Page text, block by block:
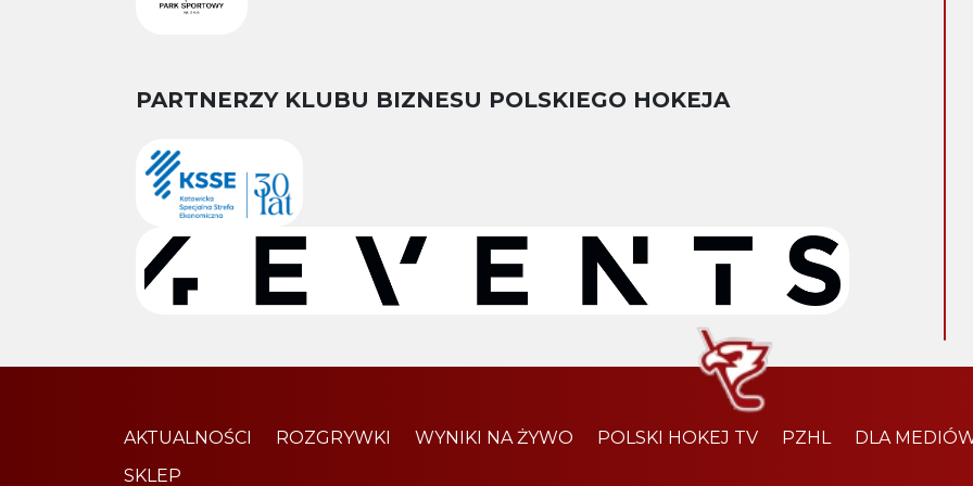
PARTNERZY KLUBU BIZNESU POLSKIEGO HOKEJA
AKTUALNOŚCI ROZGRYWKI WYNIKI NA ŻYWO POLSKI HOKEJ TV PZHL
DLA
SKLEP